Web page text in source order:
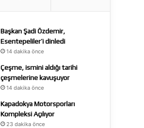
Başkan Şadi Özdemir,
Esentepeliler’i dinledi
14 dakika önce
Çeşme, ismini aldığı tarihi
çeşmelerine kavuşuyor
14 dakika önce
Kapadokya Motorsporları
Kompleksi Açılıyor
23 dakika önce